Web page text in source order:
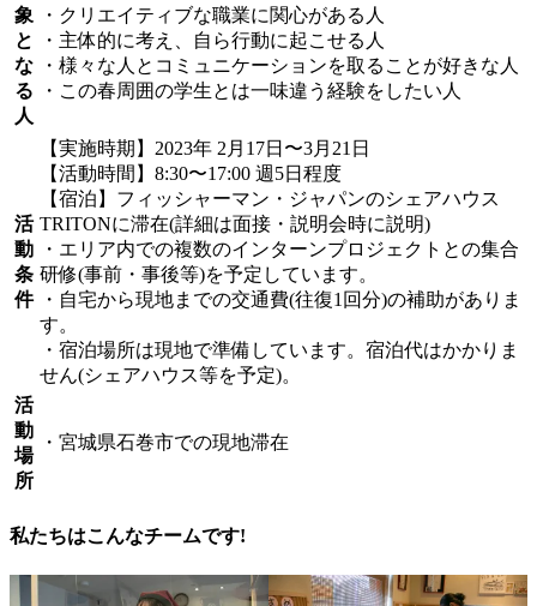
象
と
な
る
人
・クリエイティブな職業に関心がある人
・主体的に考え、自ら行動に起こせる人
・様々な人とコミュニケーションを取ることが好きな人
・この春周囲の学生とは一味違う経験をしたい人
活
動
条
件
【実施時期】2023年 2月17日〜3月21日
【活動時間】8:30〜17:00 週5日程度
【宿泊】フィッシャーマン・ジャパンのシェアハウス
TRITONに滞在(詳細は面接・説明会時に説明)
・エリア内での複数のインターンプロジェクトとの集合
研修(事前・事後等)を予定しています。
・自宅から現地までの交通費(往復1回分)の補助がありま
す。
・宿泊場所は現地で準備しています。宿泊代はかかりま
せん(シェアハウス等を予定)。
活
動
場
所
・宮城県石巻市での現地滞在
私たちはこんなチームです!